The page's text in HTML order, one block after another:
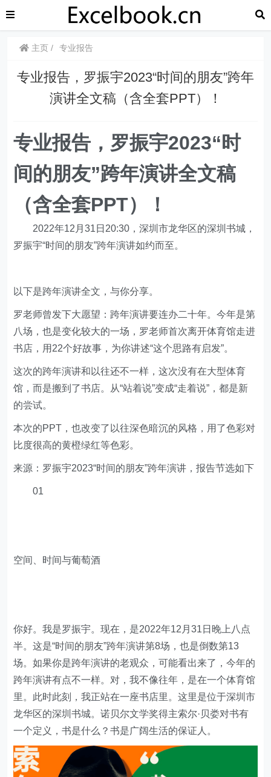
主页 专业报告
专业报告，罗振宇2023“时间的朋友”跨年
演讲全文稿（含全套PPT）！
专业报告，罗振宇2023“时
间的朋友”跨年演讲全文稿
（含全套PPT）！
2022年12月31日20:30，深圳市龙华区的深圳书城，
罗振宇“时间的朋友”跨年演讲如约而至。
以下是跨年演讲全文，与你分享。
罗老师曾发下大愿望：跨年演讲要连办二十年。今年是第
八场，也是变化较大的一场，罗老师首次离开体育馆走进
书店，用22个好故事，为你讲述“这个思路有启发”。
这次的跨年演讲和以往还不一样，这次没有在大型体育
馆，而是搬到了书店。从“站着说”变成“走着说”，都是新
的尝试。
本次的PPT，也改变了以往深色暗沉的风格，用了色彩对
比度很高的黄橙绿红等色彩。
来源：罗振宇2023“时间的朋友”跨年演讲，报告节选如下
01
空间、时间与葡萄酒
你好。我是罗振宇。现在，是2022年12月31日晚上八点
半。这是“时间的朋友”跨年演讲第8场，也是倒数第13
场。如果你是跨年演讲的老观众，可能看出来了，今年的
跨年演讲有点不一样。对，我不像往年，是在一个体育馆
里。此时此刻，我正站在一座书店里。这里是位于深圳市
龙华区的深圳书城。诺贝尔文学奖得主索尔·贝娄对书有
一个定义，书是什么？书是广阔生活的保证人。